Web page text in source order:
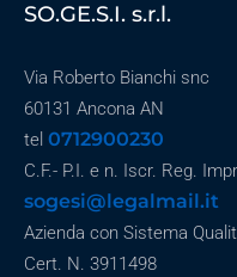
SO.GE.S.I. s.r.l.
Via Roberto Bianchi snc
60131 Ancona AN
tel 0712900230
C.F.- P.I. e n. Iscr. Reg.
sogesi@legalmail.it
Azienda con Sistema
Cert. N. 3911498